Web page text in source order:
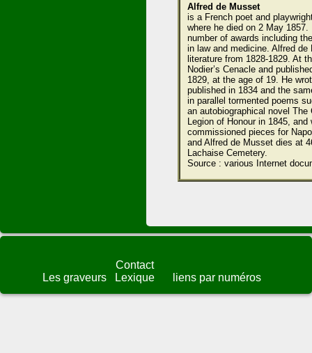
Alfred de Musset
is a French poet and
where he died on 2 May
number of awards including
in law and medicine. Alfred
literature from 1828-1829. At
Nodier’s Cenacle and
1829, at the age of 19. He
published in 1834 and the
in parallel tormented poems
an autobiographical novel
Legion of Honour in 1845,
commissioned pieces for
and Alfred de Musset dies at
Lachaise Cemetery.
Source : various Internet
Les graveurs
Contact
Lexique
liens par numéros